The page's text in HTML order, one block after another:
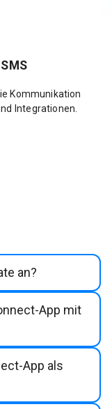
Kommunikation
Integrationen.
an?
App mit
App als